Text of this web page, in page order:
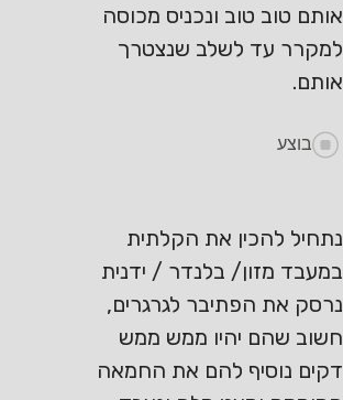
אותם טוב טוב ונכניס מכוסה
למקרר עד לשלב שנצטרך
אותם.
בוצע
נתחיל להכין את הקלתית
במעבד מזון/ בלנדר / ידנית
נרסק את הפתיבר לגרגרים,
חשוב שהם יהיו ממש ממש
דקים נוסיף להם את החמאה